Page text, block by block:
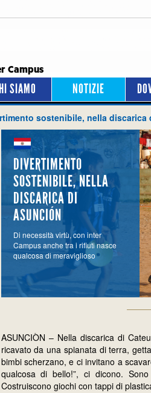
Campus
SIAMO NOTIZIE
sostenibile, nella discarica
DIVERTIMENTO
SOSTENIBILE, NELLA
DISCARICA DI
ASUNCIÓN
Di necessità virtù, con inter
Campus anche tra i rifiuti nasce
qualcosa di meraviglioso
ASUNCIÒN – Nella discarica di
ricavato da una spianata di terra,
bimbi scherzano, e ci invitano a
qualcosa di bello!”, ci dicono.
Costruiscono giochi con tappi di